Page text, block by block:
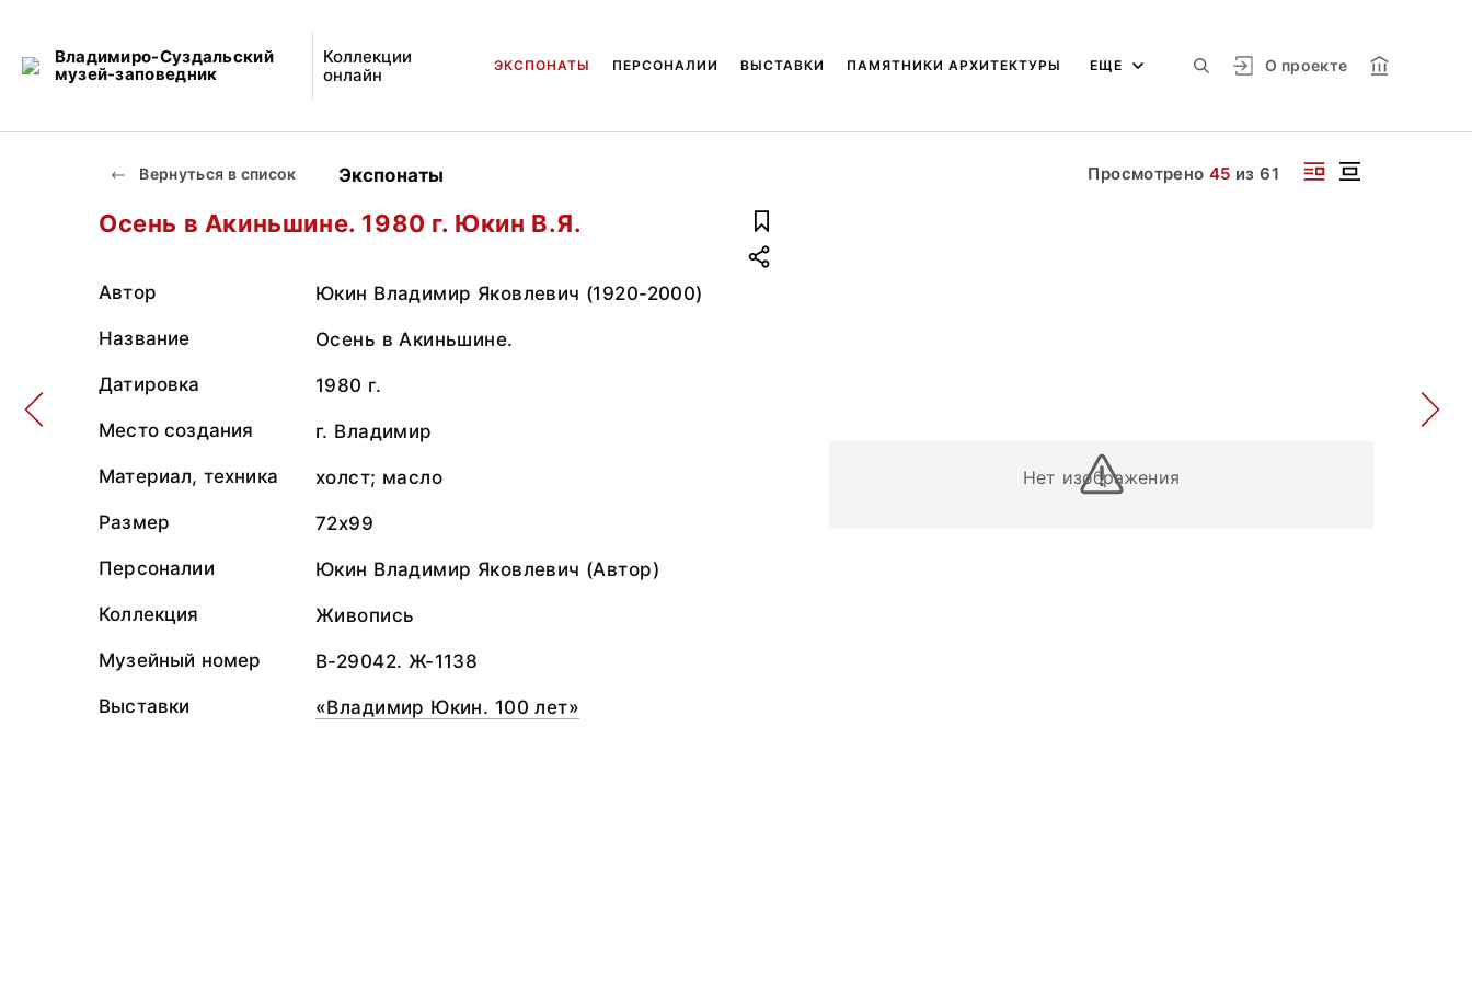
Владимиро-Суздальский
музей-заповедник
Коллекции
онлайн
О проекте
ЭКСПОНАТЫ ПЕРСОНАЛИИ ВЫСТАВКИ ПАМЯТНИКИ АРХИТЕКТУРЫ ЕЩЕ
Вернуться в список Экспонаты Просмотрено 45 из61
Нет изображения
Осень в Акиньшине. 1980 г. Юкин В.Я.
Автор Юкин Владимир Яковлевич (1920-2000)
Название Осень в Акиньшине.
Датировка 1980 г.
Место создания г. Владимир
Материал, техника холст; масло
Размер 72x99
Персоналии Юкин Владимир Яковлевич (Автор)
Коллекция Живопись
Музейный номер В-29042. Ж-1138
Выставки «Владимир Юкин. 100 лет»